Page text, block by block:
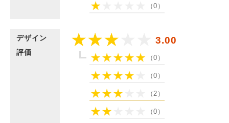
（0）
デザイン
評価
3.00
（0）
（0）
（2）
（0）